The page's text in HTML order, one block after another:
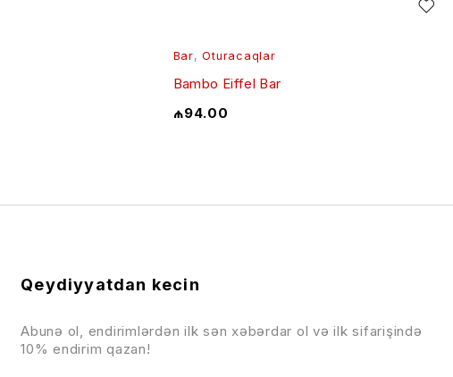
Bar,Oturacaqlar
Bambo Eiffel Bar
₼94.00
Qeydiyyatdan kecin
Abunə ol, endirimlərdən ilk sən xəbərdar ol və ilk sifarişində
10% endirim qazan!